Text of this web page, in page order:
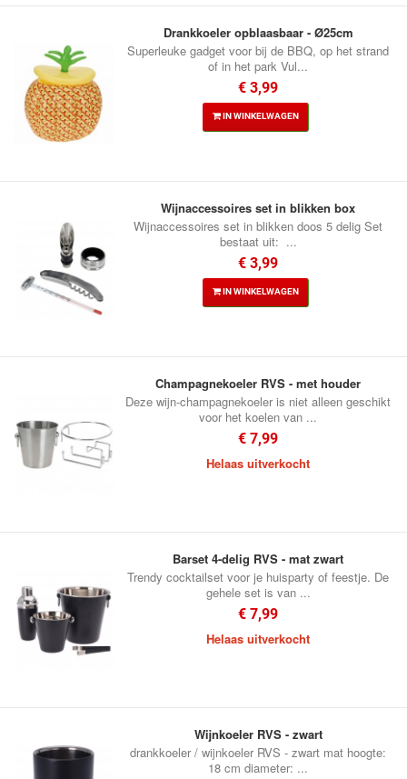
Drankkoeler opblaasbaar - Ø25cm
Superleuke gadget voor bij de BBQ, op het strand
of in het park Vul...
€ 3,99
IN WINKELWAGEN
Wijnaccessoires set in blikken box
Wijnaccessoires set in blikken doos 5 delig Set
bestaat uit: ...
€ 3,99
IN WINKELWAGEN
Champagnekoeler RVS - met houder
Deze wijn-champagnekoeler is niet alleen geschikt
voor het koelen van ...
€ 7,99
Helaas uitverkocht
Barset 4-delig RVS - mat zwart
Trendy cocktailset voor je huisparty of feestje. De
gehele set is van ...
€ 7,99
Helaas uitverkocht
Wijnkoeler RVS - zwart
drankkoeler / wijnkoeler RVS - zwart mat hoogte:
18 cm diameter: ...